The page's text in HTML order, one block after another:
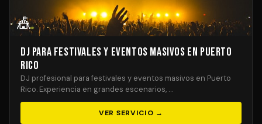
🎪
DJ para Festivales y Eventos Masivos en Puerto
Rico
DJ profesional para festivales y eventos masivos en Puerto
Rico. Experiencia en grandes escenarios, …
VER SERVICIO →